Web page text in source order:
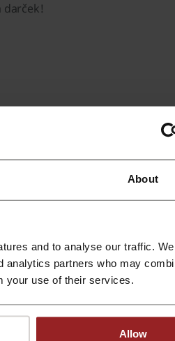
About
and to analyse our traffic.
analytics partners who may
your use of their services.
Allow
darček!